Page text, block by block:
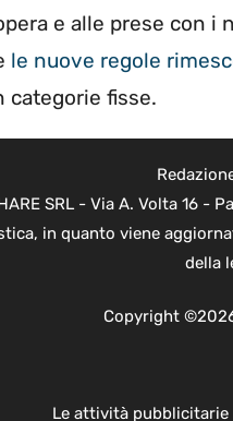
e alle prese con
le nuove regole
categorie fisse.
SRL - Via A. Volta 16 -
in quanto viene
della
Copyright
Le attività